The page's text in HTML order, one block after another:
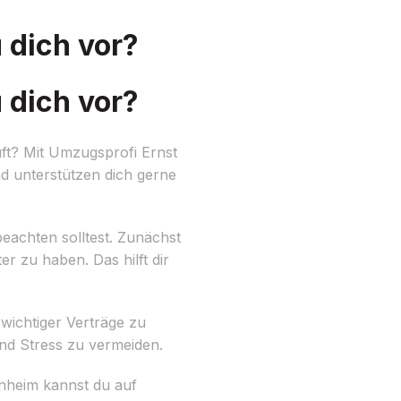
dich vor?
dich vor?
Mit Umzugsprofi Ernst
unterstützen dich gerne
solltest. Zunächst
zu haben. Das hilft dir
Verträge zu
Stress zu vermeiden.
kannst du auf